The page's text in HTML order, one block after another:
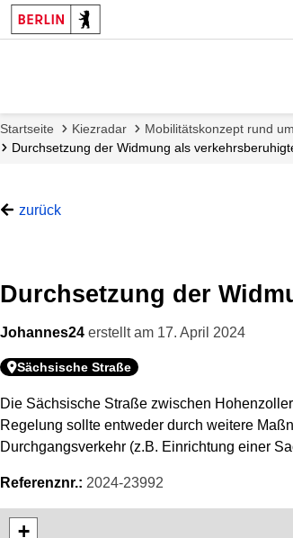
Startseite Kiezradar Mobilitätskonzept rund
Durchsetzung der Widmung als
zurück
Durchsetzung der
Johannes24 erstellt am 17. April 2024
Sächsische Straße
Die Sächsische Straße zwischen
Regelung sollte entweder durch weitere
Durchgangsverkehr (z.B. Einrichtung einer
Referenznr.: 2024-23992
Karte überspringen
+